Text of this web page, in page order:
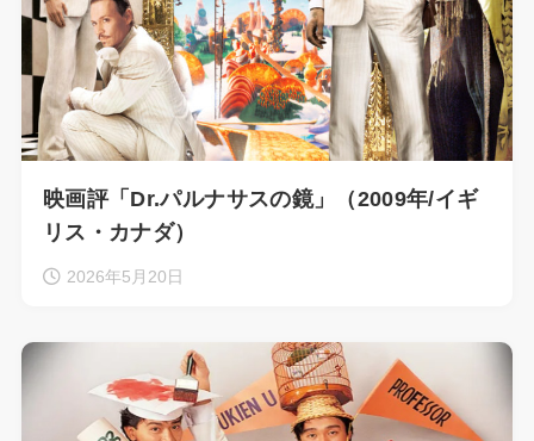
映画評「Dr.パルナサスの鏡」（2009年/イギ
リス・カナダ）
2026年5月20日